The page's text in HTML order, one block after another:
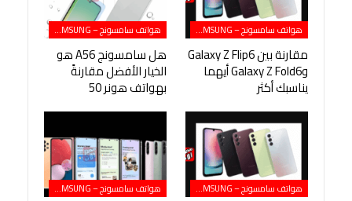
هواتف سامسونج – SAMSUNG
مقارنة بين Galaxy Z Flip6
وGalaxy Z Fold6 أيهما
يناسبك أكثر
هواتف سامسونج – SAMSUNG
هل سامسونج A56 هو
الخيار الأفضل مقارنةً
بهواتف هونر 50
هواتف سامسونج – SAMSUNG هواتف سامسونج – SAMSUNG